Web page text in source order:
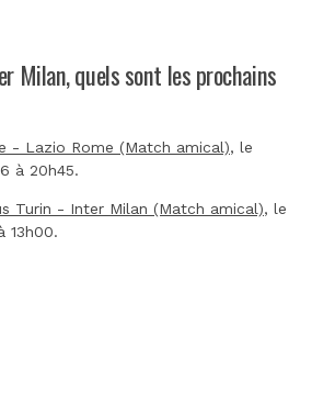
Milan, quels sont les prochains
- Lazio Rome (Match amical), le
à 20h45.
Turin - Inter Milan (Match amical), le
13h00.